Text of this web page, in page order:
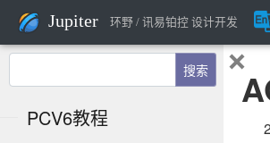
Jupiter 环野 / 讯易铂控 设计开发